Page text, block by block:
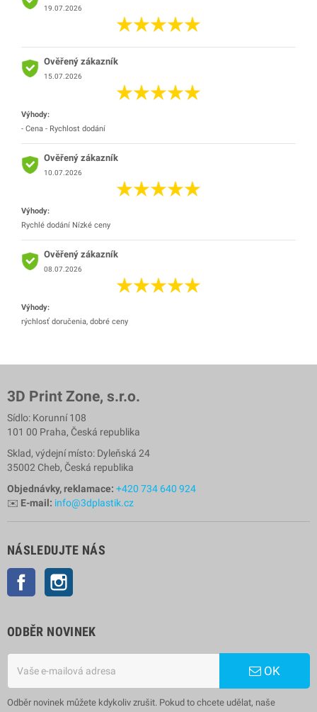
19.07.2026
Ověřený zákazník
15.07.2026
Výhody:
- Cena - Rychlost dodání
Ověřený zákazník
10.07.2026
Výhody:
Rychlé dodání Nízké ceny
Ověřený zákazník
08.07.2026
Výhody:
rýchlosť doručenia, dobré ceny
3D Print Zone, s.r.o.
Sídlo: Korunní 108
101 00 Praha, Česká republika
Sklad, výdejní místo: Dyleňská 24
35002 Cheb, Česká republika
Objednávky, reklamace: +420 734 640 924
✉️ E-mail: info@3dplastik.cz
NÁSLEDUJTE NÁS
Facebook
ODBĚR NOVINEK
OK
Odběr novinek můžete kdykoliv zrušit. Pokud to chcete udělat, naše